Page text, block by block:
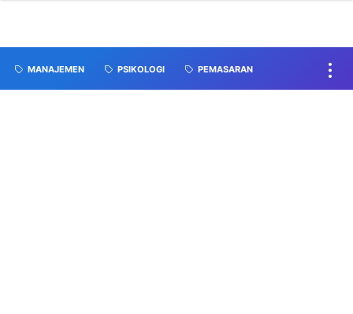
MANAJEMEN PSIKOLOGI PEMASARAN